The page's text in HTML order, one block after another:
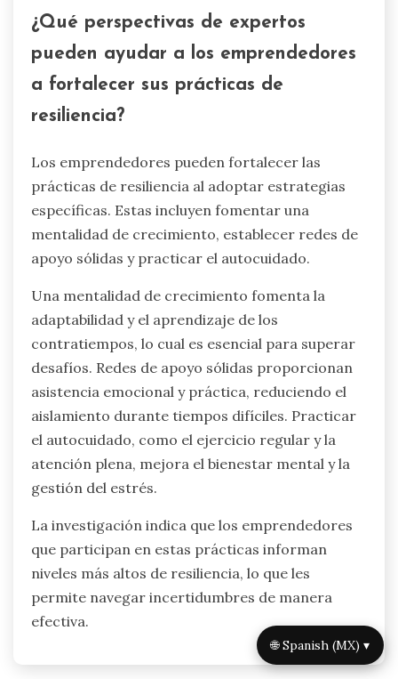
¿Qué perspectivas de expertos
pueden ayudar a los emprendedores
a fortalecer sus prácticas de
resiliencia?
Los emprendedores pueden fortalecer las
prácticas de resiliencia al adoptar estrategias
específicas. Estas incluyen fomentar una
mentalidad de crecimiento, establecer redes de
apoyo sólidas y practicar el autocuidado.
Una mentalidad de crecimiento fomenta la
adaptabilidad y el aprendizaje de los
contratiempos, lo cual es esencial para superar
desafíos. Redes de apoyo sólidas proporcionan
asistencia emocional y práctica, reduciendo el
aislamiento durante tiempos difíciles. Practicar
el autocuidado, como el ejercicio regular y la
atención plena, mejora el bienestar mental y la
gestión del estrés.
La investigación indica que los emprendedores
que participan en estas prácticas informan
niveles más altos de resiliencia, lo que les
permite navegar incertidumbres de manera
efectiva.
🌐 Spanish (MX) ▾